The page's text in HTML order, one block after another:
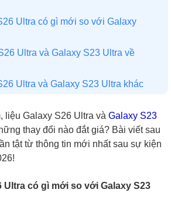
Ultra có gì mới so với Galaxy
Ultra và Galaxy S23 Ultra về
Ultra và Galaxy S23 Ultra khác
Galaxy S26 Ultra và Galaxy S23
Ultra có cần nâng cấp Galaxy S26
liệu Galaxy S26 Ultra và Galaxy S23
thay đổi nào đắt giá? Bài viết sau
tật từ thông tin mới nhất sau sự kiện
Ultra có gì mới so với Galaxy S23